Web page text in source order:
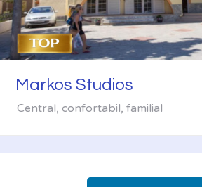
Markos Studios
Central, confortabil, familial